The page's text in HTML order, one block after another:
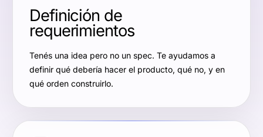
Definición de
requerimientos
Tenés una idea pero no un spec. Te ayudamos a
definir qué debería hacer el producto, qué no, y en
qué orden construirlo.